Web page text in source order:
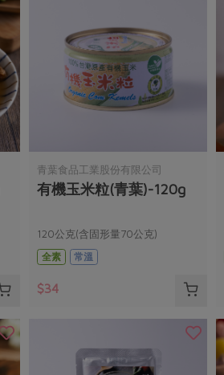
青葉食品工業股份有限公司
有機玉米粒(青葉)-120g
120公克(含固形量70公克)
全素
常溫
$34